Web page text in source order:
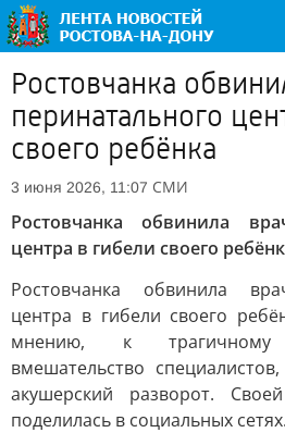
Ростовчанка
перинатального
своего ребёнка
3 июня 2026, 11:07 СМИ
Ростовчанка обвинила
центра в гибели своего
Ростовчанка обвинила
центра в гибели своего
мнению, к трагичному
вмешательство
акушерский разворот.
поделилась в социальных сетях.